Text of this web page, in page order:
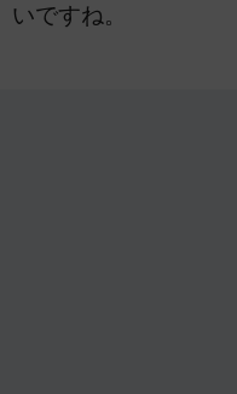
いですね。